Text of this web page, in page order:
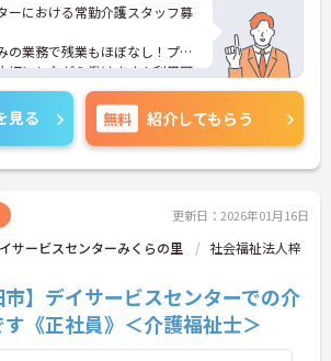
ーにおける常勤介護スタッフ募
の業務で残業もほぼなし！プラ
切にしながら働けます！利用可
育て中の方も安心！
接のポイントなど、さらに詳
でお気軽にご相談ください。
見る 無料 紹介してもらう
更新日：2026年01月16日
サービスセンターみくらの里
社会福祉法人梓
市】デイサービスセンターでの介
《正社員》＜介護福祉士＞